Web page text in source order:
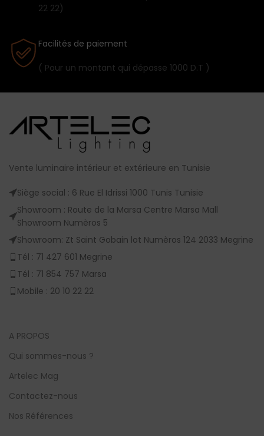
22 22)
Facilités de paiement
( Pour un montant qui dépasse 1000 D.T )
Vente luminaire intérieur et extérieure en Tunisie
Siège social : 6 Rue El Idrissi 1000 Tunis Tunisie
Showroom : Route de la Marsa Centre Marsa Mall
Showroom Numèros 5
Showroom: Zt Saint Gobain lot Numèros 124 2033 Megrine
Tél : 71 427 601 Megrine
Tél : 71 854 757 Marsa
Mobile : 20 10 22 22
A PROPOS
Qui sommes-nous ?
Artelec Mag
Contactez-nous
Nos Références